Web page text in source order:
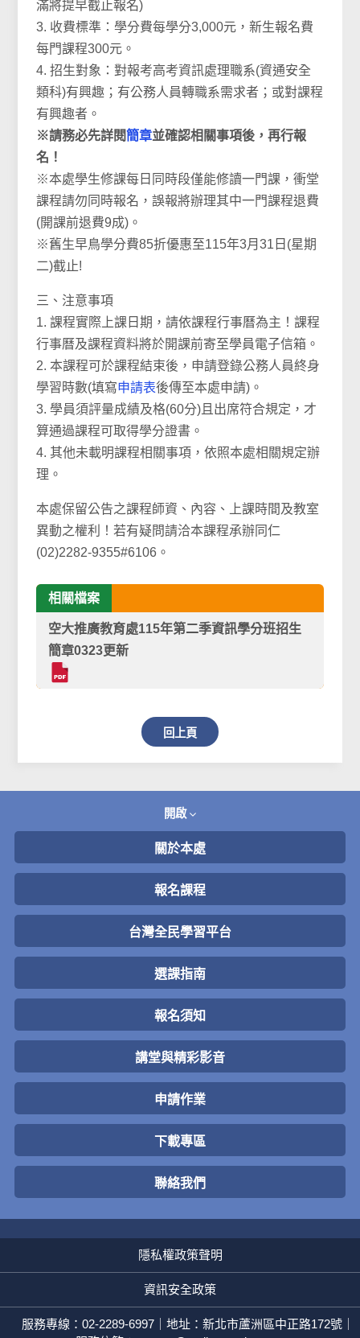
滿將提早截止報名)
3. 收費標準：學分費每學分3,000元，新生報名費
每門課程300元。
4. 招生對象：對報考高考資訊處理職系(資通安全
類科)有興趣；有公務人員轉職系需求者；或對課程
有興趣者。
※請務必先詳閱簡章並確認相關事項後，再行報
名！
※本處學生修課每日同時段僅能修讀一門課，衝堂
課程請勿同時報名，誤報將辦理其中一門課程退費
(開課前退費9成)。
※舊生早鳥學分費85折優惠至115年3月31日(星期
二)截止!
三、注意事項
1. 課程實際上課日期，請依課程行事曆為主！課程
行事曆及課程資料將於開課前寄至學員電子信箱。
2. 本課程可於課程結束後，申請登錄公務人員終身
學習時數(填寫申請表後傳至本處申請)。
3. 學員須評量成績及格(60分)且出席符合規定，才
算通過課程可取得學分證書。
4. 其他未載明課程相關事項，依照本處相關規定辦
理。
本處保留公告之課程師資、內容、上課時間及教室
異動之權利！若有疑問請洽本課程承辦同仁
(02)2282-9355#6106。
相關檔案
空大推廣教育處115年第二季資訊學分班招生
簡章0323更新
回上頁
開啟
關於本處
報名課程
台灣全民學習平台
選課指南
報名須知
講堂與精彩影音
申請作業
下載專區
聯絡我們
隱私權政策聲明
資訊安全政策
服務專線：02-2289-6997｜地址：新北市蘆洲區中正路172號｜